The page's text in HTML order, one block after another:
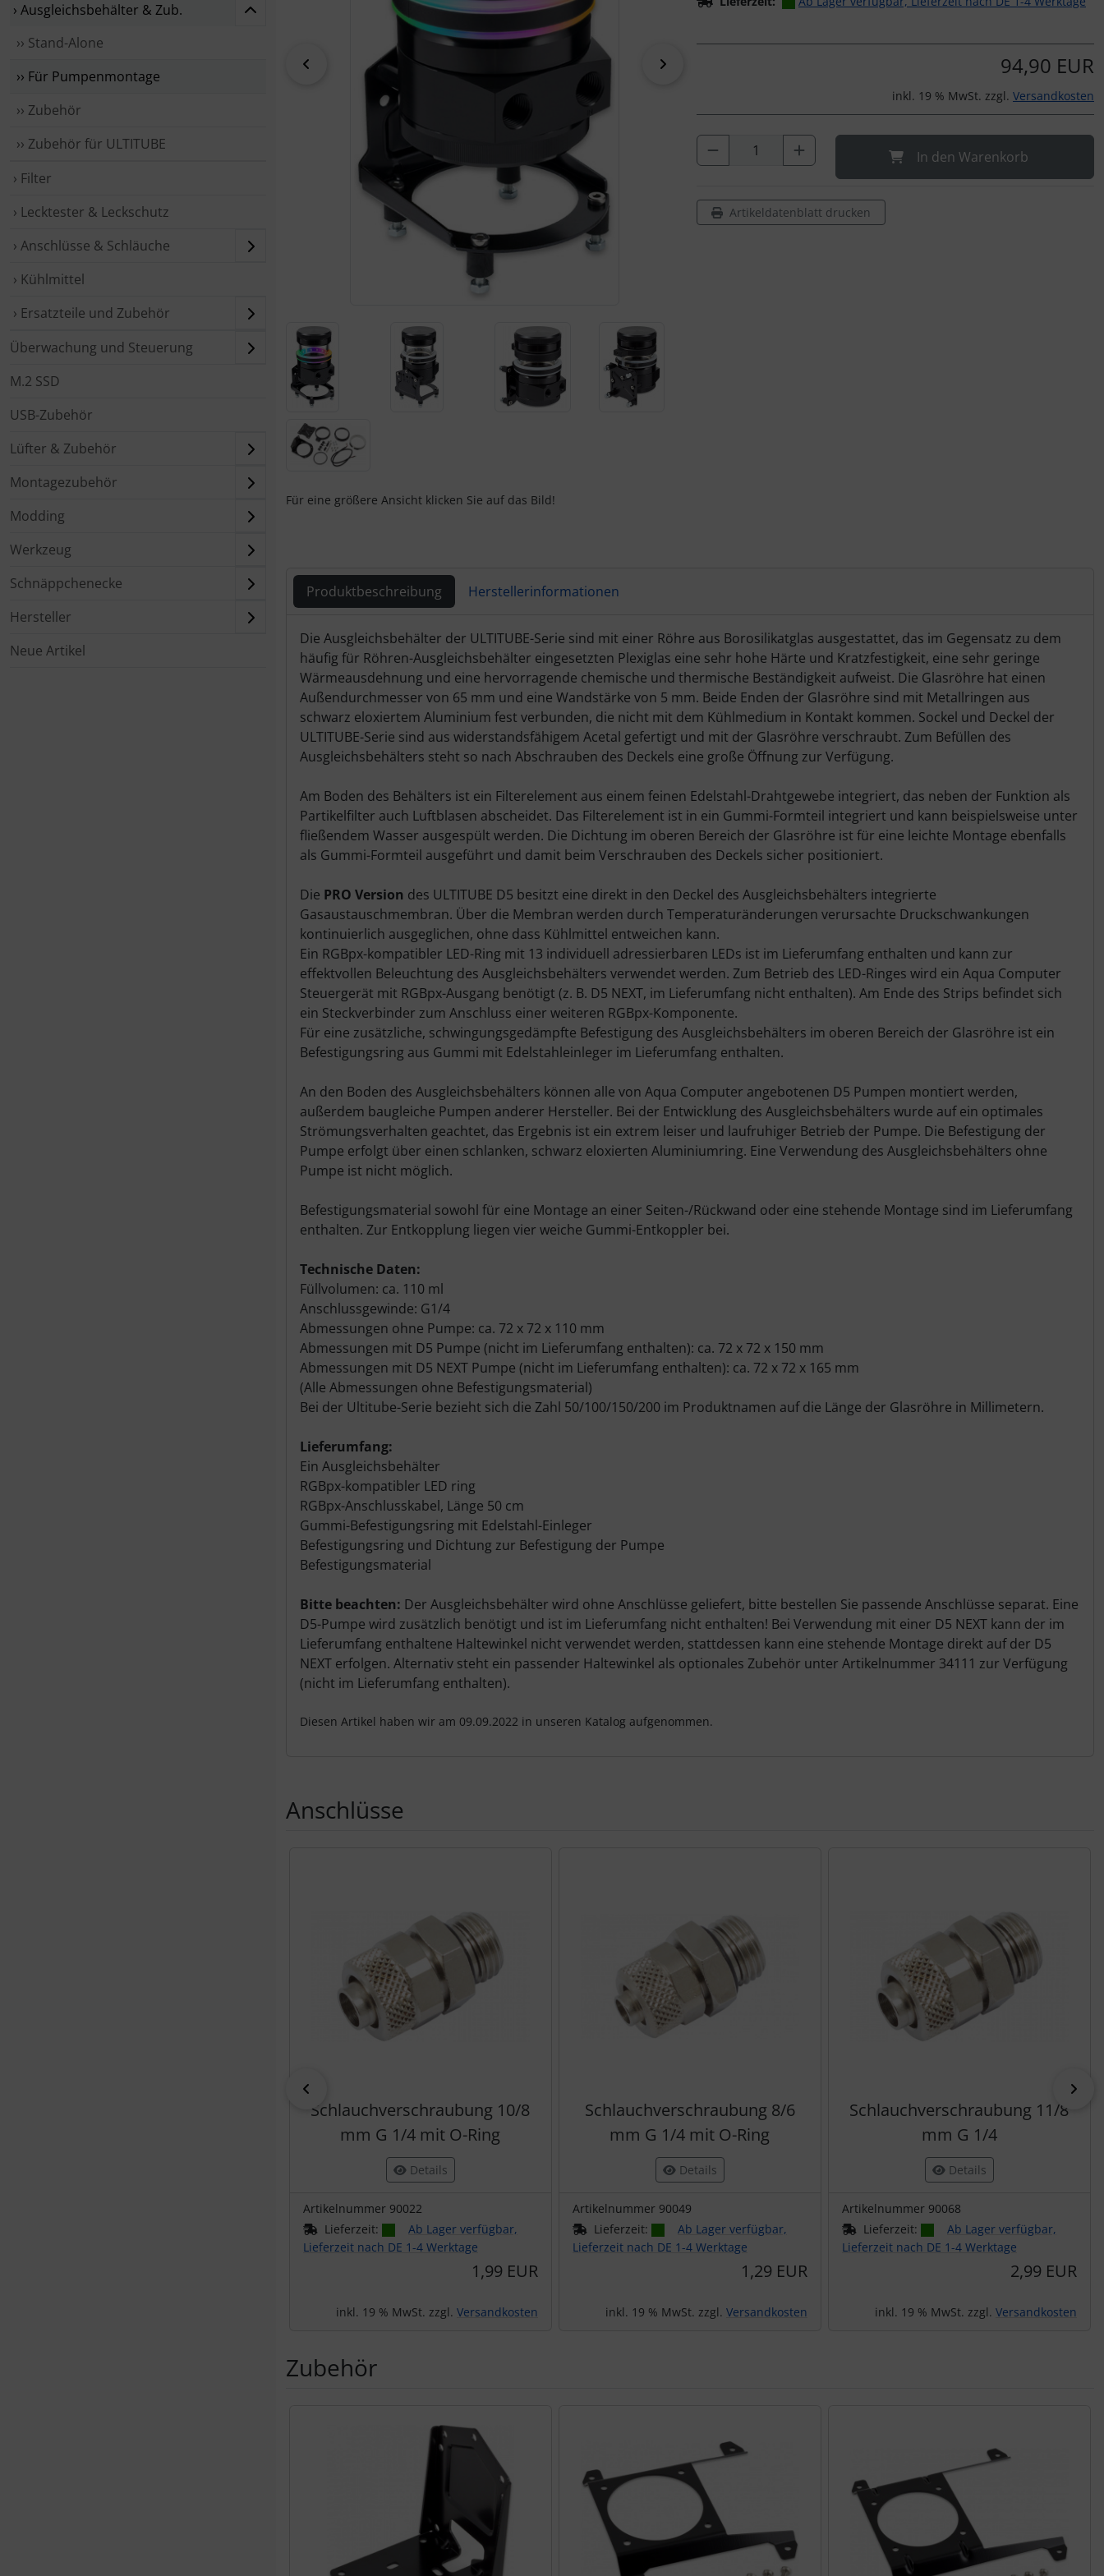
› Ausgleichsbehälter & Zub.
›› Stand-Alone
›› Für Pumpenmontage
›› Zubehör
›› Zubehör für ULTITUBE
› Filter
› Lecktester & Leckschutz
› Anschlüsse & Schläuche
› Kühlmittel
› Ersatzteile und Zubehör
Überwachung und Steuerung
M.2 SSD
USB-Zubehör
Lüfter & Zubehör
Montagezubehör
Modding
Werkzeug
Schnäppchenecke
Hersteller
Neue Artikel
Für eine größere Ansicht klicken Sie auf das Bild!
94,90 EUR
inkl. 19 % MwSt. zzgl. Versandkosten
In den Warenkorb
Artikeldatenblatt drucken
Produktbeschreibung Herstellerinformationen
Produktbeschreibung
Die Ausgleichsbehälter der ULTITUBE-Serie sind mit einer Röhre aus Borosilikatglas ausgestattet, das im Gegensatz zu dem
häufig für Röhren-Ausgleichsbehälter eingesetzten Plexiglas eine sehr hohe Härte und Kratzfestigkeit, eine sehr geringe
Wärmeausdehnung und eine hervorragende chemische und thermische Beständigkeit aufweist. Die Glasröhre hat einen
Außendurchmesser von 65 mm und eine Wandstärke von 5 mm. Beide Enden der Glasröhre sind mit Metallringen aus
schwarz eloxiertem Aluminium fest verbunden, die nicht mit dem Kühlmedium in Kontakt kommen. Sockel und Deckel der
ULTITUBE-Serie sind aus widerstandsfähigem Acetal gefertigt und mit der Glasröhre verschraubt. Zum Befüllen des
Ausgleichsbehälters steht so nach Abschrauben des Deckels eine große Öffnung zur Verfügung.
Am Boden des Behälters ist ein Filterelement aus einem feinen Edelstahl-Drahtgewebe integriert, das neben der Funktion als
Partikelfilter auch Luftblasen abscheidet. Das Filterelement ist in ein Gummi-Formteil integriert und kann beispielsweise unter
fließendem Wasser ausgespült werden. Die Dichtung im oberen Bereich der Glasröhre ist für eine leichte Montage ebenfalls
als Gummi-Formteil ausgeführt und damit beim Verschrauben des Deckels sicher positioniert.
Die PRO Version des ULTITUBE D5 besitzt eine direkt in den Deckel des Ausgleichsbehälters integrierte
Gasaustauschmembran. Über die Membran werden durch Temperaturänderungen verursachte Druckschwankungen
kontinuierlich ausgeglichen, ohne dass Kühlmittel entweichen kann.
Ein RGBpx-kompatibler LED-Ring mit 13 individuell adressierbaren LEDs ist im Lieferumfang enthalten und kann zur
effektvollen Beleuchtung des Ausgleichsbehälters verwendet werden. Zum Betrieb des LED-Ringes wird ein Aqua Computer
Steuergerät mit RGBpx-Ausgang benötigt (z. B. D5 NEXT, im Lieferumfang nicht enthalten). Am Ende des Strips befindet sich
ein Steckverbinder zum Anschluss einer weiteren RGBpx-Komponente.
Für eine zusätzliche, schwingungsgedämpfte Befestigung des Ausgleichsbehälters im oberen Bereich der Glasröhre ist ein
Befestigungsring aus Gummi mit Edelstahleinleger im Lieferumfang enthalten.
An den Boden des Ausgleichsbehälters können alle von Aqua Computer angebotenen D5 Pumpen montiert werden,
außerdem baugleiche Pumpen anderer Hersteller. Bei der Entwicklung des Ausgleichsbehälters wurde auf ein optimales
Strömungsverhalten geachtet, das Ergebnis ist ein extrem leiser und laufruhiger Betrieb der Pumpe. Die Befestigung der
Pumpe erfolgt über einen schlanken, schwarz eloxierten Aluminiumring. Eine Verwendung des Ausgleichsbehälters ohne
Pumpe ist nicht möglich.
Befestigungsmaterial sowohl für eine Montage an einer Seiten-/Rückwand oder eine stehende Montage sind im Lieferumfang
enthalten. Zur Entkopplung liegen vier weiche Gummi-Entkoppler bei.
Technische Daten:
Füllvolumen: ca. 110 ml
Anschlussgewinde: G1/4
Abmessungen ohne Pumpe: ca. 72 x 72 x 110 mm
Abmessungen mit D5 Pumpe (nicht im Lieferumfang enthalten): ca. 72 x 72 x 150 mm
Abmessungen mit D5 NEXT Pumpe (nicht im Lieferumfang enthalten): ca. 72 x 72 x 165 mm
(Alle Abmessungen ohne Befestigungsmaterial)
Bei der Ultitube-Serie bezieht sich die Zahl 50/100/150/200 im Produktnamen auf die Länge der Glasröhre in Millimetern.
Lieferumfang:
Ein Ausgleichsbehälter
RGBpx-kompatibler LED ring
RGBpx-Anschlusskabel, Länge 50 cm
Gummi-Befestigungsring mit Edelstahl-Einleger
Befestigungsring und Dichtung zur Befestigung der Pumpe
Befestigungsmaterial
Bitte beachten: Der Ausgleichsbehälter wird ohne Anschlüsse geliefert, bitte bestellen Sie passende Anschlüsse separat. Eine
D5-Pumpe wird zusätzlich benötigt und ist im Lieferumfang nicht enthalten! Bei Verwendung mit einer D5 NEXT kann der im
Lieferumfang enthaltene Haltewinkel nicht verwendet werden, stattdessen kann eine stehende Montage direkt auf der D5
NEXT erfolgen. Alternativ steht ein passender Haltewinkel als optionales Zubehör unter Artikelnummer 34111 zur Verfügung
(nicht im Lieferumfang enthalten).
Diesen Artikel haben wir am 09.09.2022 in unseren Katalog aufgenommen.
Anschlüsse
Schlauchverschraubung 10/8
mm G 1/4 mit O-Ring
Details
Artikelnummer 90022
Lieferzeit:
Ab Lager verfügbar,
Lieferzeit nach DE 1-4 Werktage
1,99 EUR
inkl. 19 % MwSt. zzgl. Versandkosten
Schlauchverschraubung 8/6
mm G 1/4 mit O-Ring
Details
Artikelnummer 90049
Lieferzeit:
Ab Lager verfügbar,
Lieferzeit nach DE 1-4 Werktage
1,29 EUR
inkl. 19 % MwSt. zzgl. Versandkosten
Schlauchverschraubung 11/8
mm G 1/4
Details
Artikelnummer 90068
Lieferzeit:
Ab Lager verfügbar,
Lieferzeit nach DE 1-4 Werktage
2,99 EUR
inkl. 19 % MwSt. zzgl. Versandkosten
Zubehör